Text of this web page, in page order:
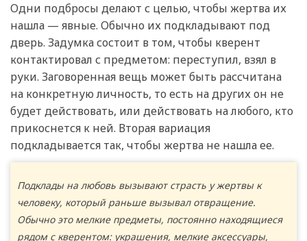
Одни подбросы делают с целью, чтобы жертва их
нашла — явные. Обычно их подкладывают под
дверь. Задумка состоит в том, чтобы кверент
контактировал с предметом: переступил, взял в
руки. Заговоренная вещь может быть рассчитана
на конкретную личность, то есть на других он не
будет действовать, или действовать на любого, кто
прикоснется к ней. Вторая вариация
подкладывается так, чтобы жертва не нашла ее.
Подклады на любовь вызывают страсть у жертвы к
человеку, который раньше вызывал отвращение.
Обычно это мелкие предметы, постоянно находящиеся
рядом с кверентом: украшения, мелкие аксессуары,